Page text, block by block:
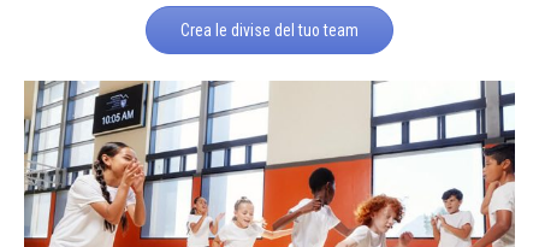
Crea le divise del tuo team